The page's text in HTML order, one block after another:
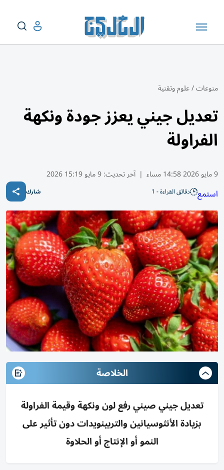
منوعات/علوم وتقنية
تعديل جيني يعزز جودة ونكهة
الفراولة
9 مايو 2026 14:58 مساء | آخر تحديث:9 مايو 15:19 2026
استمع دقائق القراءة - 1 شارك
الخلاصة
تعديل جيني صيني رفع لون ونكهة وقيمة الفراولة
بزيادة الأنثوسيانين والتربينويدات دون تأثير على
النمو أو الإنتاج أو الحلاوة